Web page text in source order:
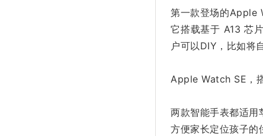
第一款登场的Apple
它搭载基于 A13 芯
户可以DIY，比如将
Apple Watch SE，
两款智能手表都适
方便家长定位孩子的